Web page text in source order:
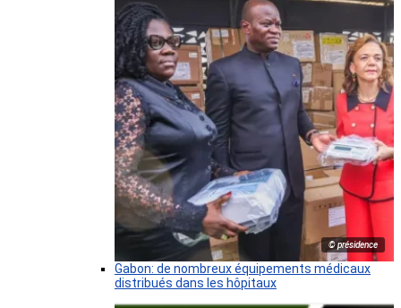
© présidence
Gabon: de nombreux équipements médicaux
distribués dans les hôpitaux